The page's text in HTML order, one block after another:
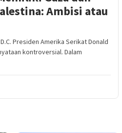
Ambisi atau
Presiden Amerika Serikat Donald
kontroversial. Dalam